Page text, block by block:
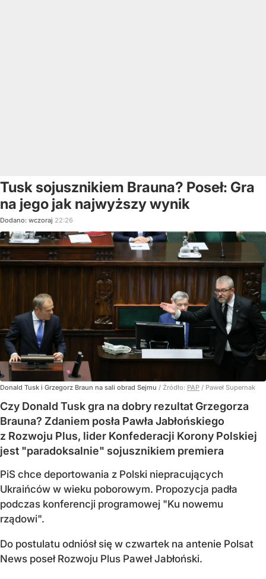
Tusk sojusznikiem Brauna? Poseł: Gra
na jego jak najwyższy wynik
Dodano: wczoraj 22:26
Donald Tusk i Grzegorz Braun na sali obrad Sejmu / Źródło: PAP / Paweł Supernak
Czy Donald Tusk gra na dobry rezultat Grzegorza
Brauna? Zdaniem posła Pawła Jabłońskiego
z Rozwoju Plus, lider Konfederacji Korony Polskiej
jest "paradoksalnie" sojusznikiem premiera
PiS chce deportowania z Polski niepracujących
Ukraińców w wieku poborowym. Propozycja padła
podczas konferencji programowej "Ku nowemu
rządowi".
Do postulatu odniósł się w czwartek na antenie Polsat
News poseł Rozwoju Plus Paweł Jabłoński.